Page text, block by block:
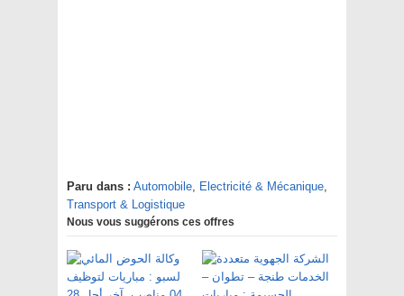
Paru dans : Automobile, Electricité & Mécanique,
Transport & Logistique
Nous vous suggérons ces offres